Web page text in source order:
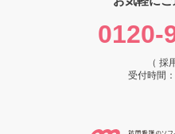
0120-
（ 採
受付時間